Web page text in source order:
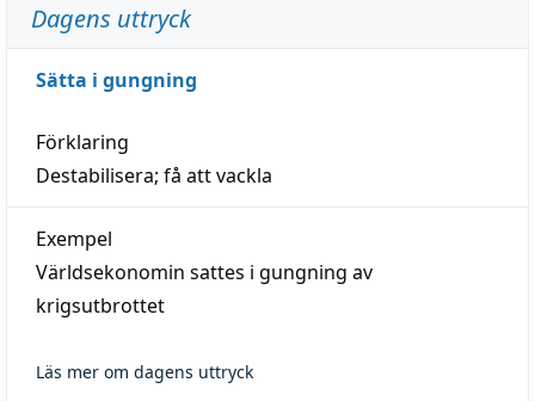
Dagens uttryck
Sätta i gungning
Förklaring
Destabilisera; få att vackla
Exempel
Världsekonomin sattes i gungning av
krigsutbrottet
Läs mer om dagens uttryck